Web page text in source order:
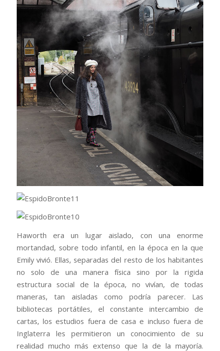
Haworth era un lugar aislado, con una enorme
mortandad, sobre todo infantil, en la época en la que
Emily vivió. Ellas, separadas del resto de los habitantes
no solo de una manera física sino por la rigida
estructura social de la época, no vivían, de todas
maneras, tan aisladas como podría parecer. Las
bibliotecas portátiles, el constante intercambio de
cartas, los estudios fuera de casa e incluso fuera de
Inglaterra les permitieron un conocimiento de su
realidad mucho más extenso que la de la mayoría.